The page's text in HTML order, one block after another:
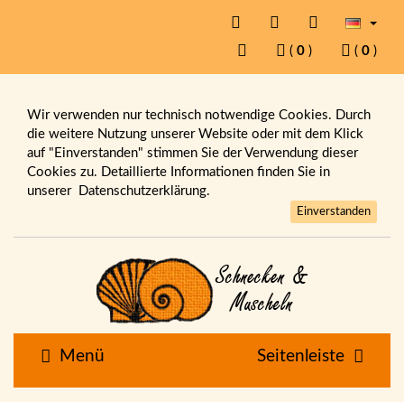
( 0 ) ( 0 )
Wir verwenden nur technisch notwendige Cookies. Durch
die weitere Nutzung unserer Website oder mit dem Klick
auf "Einverstanden" stimmen Sie der Verwendung dieser
Cookies zu. Detaillierte Informationen finden Sie in
unserer Datenschutzerklärung.
Einverstanden
Menü Seitenleiste